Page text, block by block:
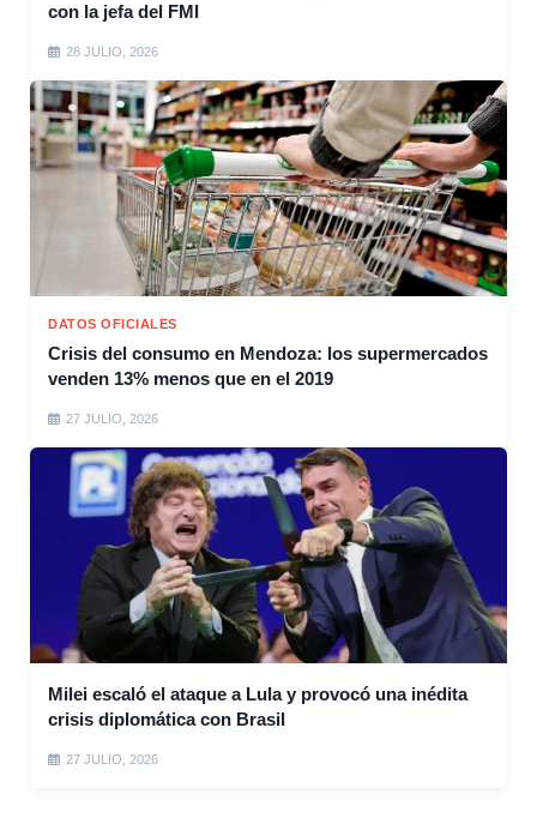
con la jefa del FMI
28 JULIO, 2026
DATOS OFICIALES
Crisis del consumo en Mendoza: los supermercados
venden 13% menos que en el 2019
27 JULIO, 2026
Milei escaló el ataque a Lula y provocó una inédita
crisis diplomática con Brasil
27 JULIO, 2026